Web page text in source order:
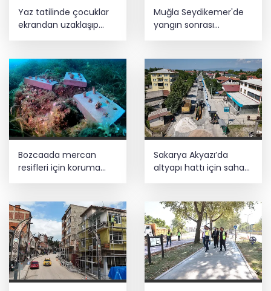
Yaz tatilinde çocuklar
ekrandan uzaklaşıp
Muğla Seydikemer'de
yangın sonrası
Bozcaada mercan
resifleri için koruma
seferberliği... 180 deniz
alındı
Sakarya Akyazı’da
altyapı hattı için saha
çalışmaları başladı